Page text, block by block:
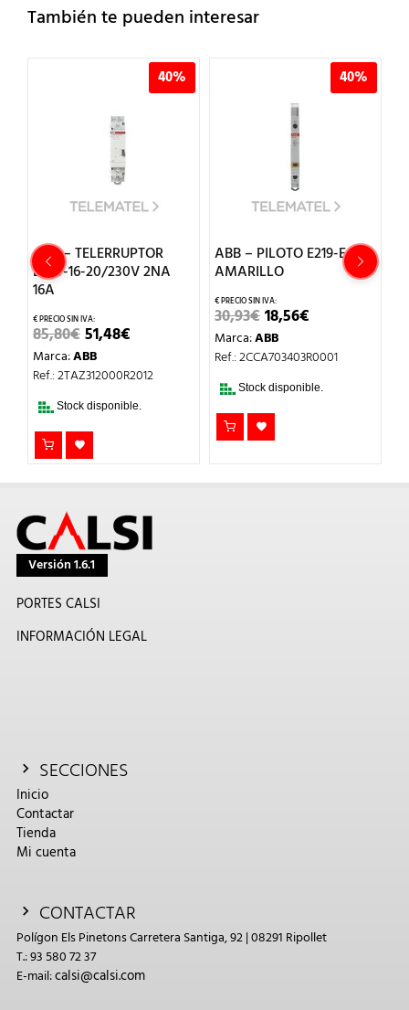
También te pueden interesar
20/230V 2NA
PRECIO
ORIGINAL
ERA:
51,48€EL
PRECIO
ACTUAL
ES:
disponible.
ABB – PILOTO E219-E
AMARILLO
PRECIO
ORIGINAL
ERA:
18,56€EL
PRECIO
ACTUAL
ES:
Ref.: 2CCA703403R0001
Stock disponible.
ABB –
40-20N-06
Ref.:
Versión 1.6.1
PORTES CALSI
INFORMACIÓN LEGAL
SECCIONES
Inicio
Contactar
Tienda
Mi cuenta
CONTACTAR
Polígon Els Pinetons Carretera Santiga, 92 | 08291 Ripollet
T.: 93 580 72 37
E-mail:calsi@calsi.com